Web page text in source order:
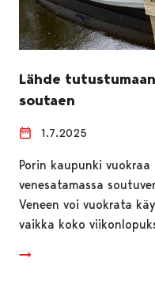
Lähde
soutaen
1.7.2025
Porin kaupunki
venesatamassa
Veneen voi vuokrata
vaikka koko